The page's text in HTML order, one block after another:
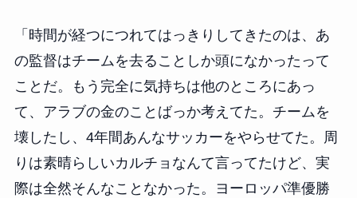
「時間が経つにつれてはっきりしてきたのは、あ
の監督はチームを去ることしか頭になかったって
ことだ。もう完全に気持ちは他のところにあっ
て、アラブの金のことばっか考えてた。チームを
壊したし、4年間あんなサッカーをやらせてた。周
りは素晴らしいカルチョなんて言ってたけど、実
際は全然そんなことなかった。ヨーロッパ準優勝